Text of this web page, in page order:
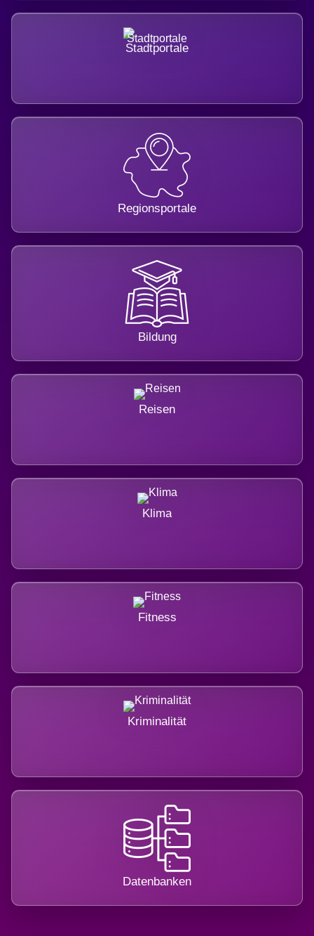
Stadtportale
Regionsportale
Bildung
Reisen
Klima
Fitness
Kriminalität
Datenbanken